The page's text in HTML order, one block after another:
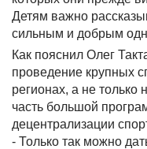
Детям важно
сильным и добрым
Как пояснил Олег
проведение крупных
регионах, а не только
часть большой
децентрализации
- Только так можно